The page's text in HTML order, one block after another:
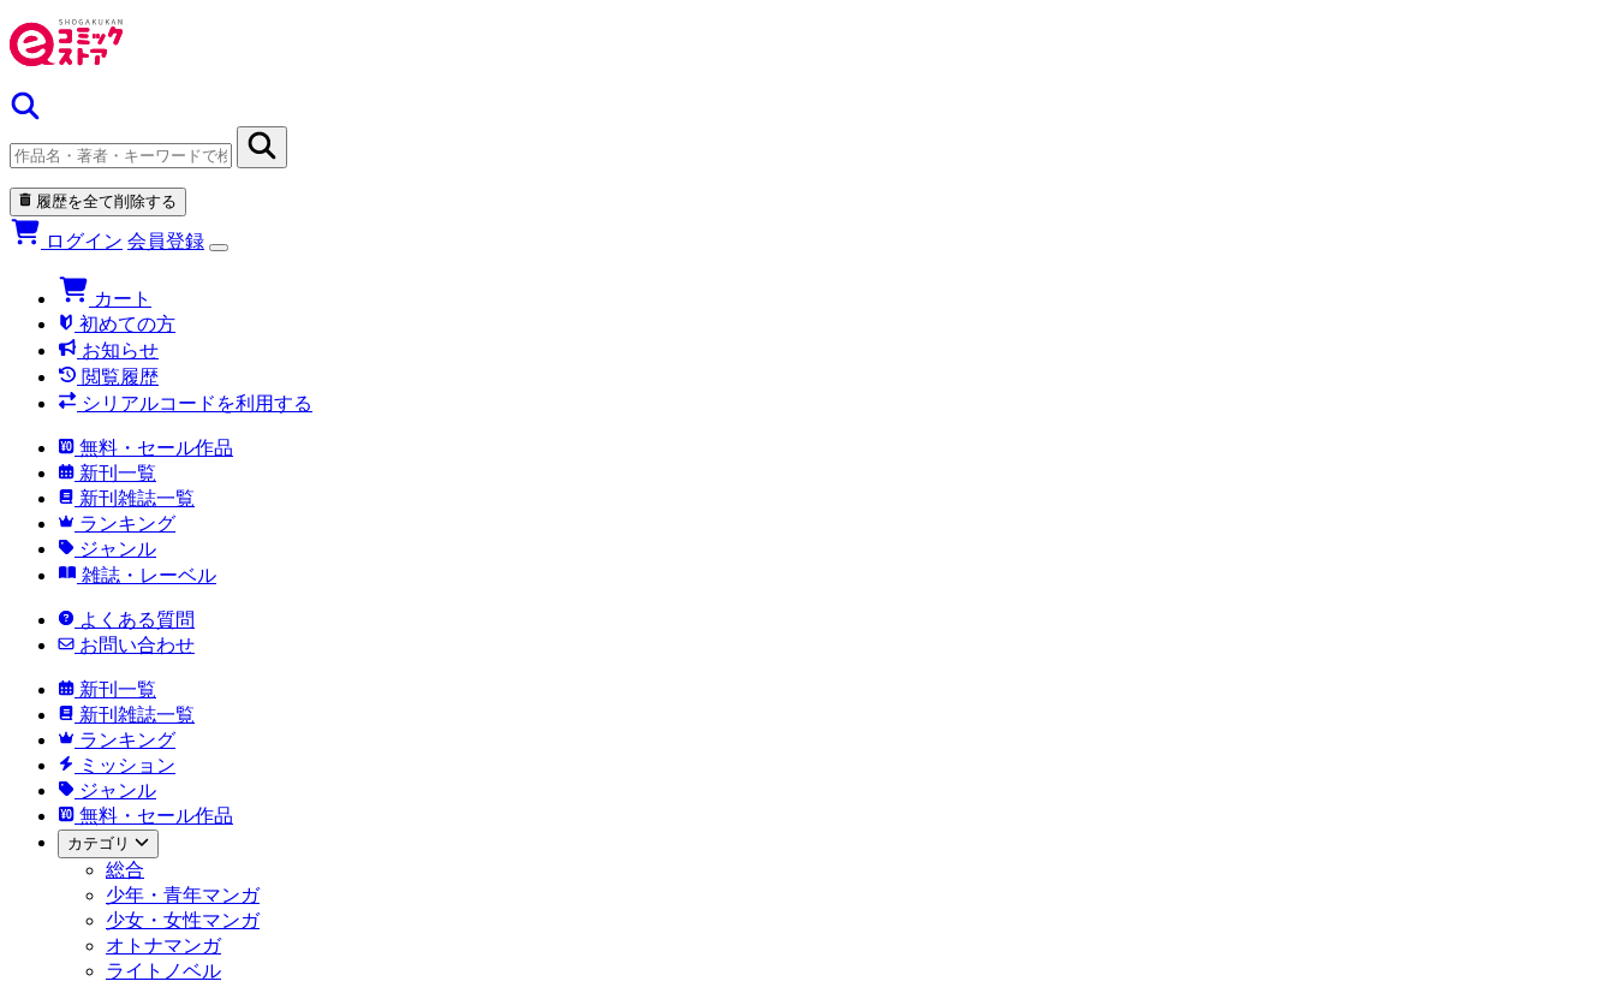
履歴を全て削除する
ログイン 会員登録
カート
初めての方
お知らせ
閲覧履歴
シリアルコードを利用する
無料・セール作品
新刊一覧
新刊雑誌一覧
ランキング
ジャンル
雑誌・レーベル
よくある質問
お問い合わせ
新刊一覧
新刊雑誌一覧
ランキング
ミッション
ジャンル
無料・セール作品
カテゴリ
総合
少年・青年マンガ
少女・女性マンガ
オトナマンガ
ライトノベル